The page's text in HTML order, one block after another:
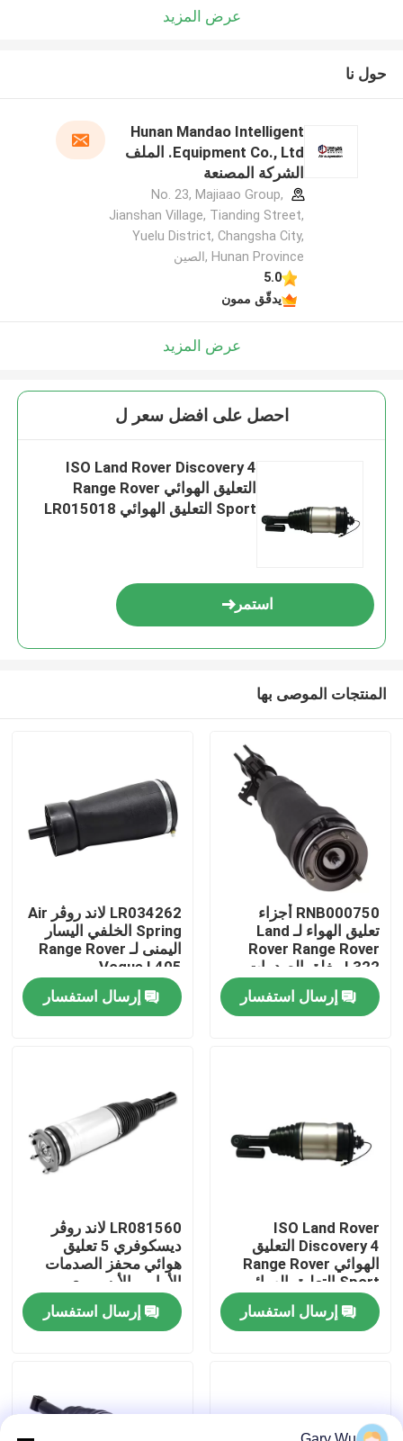
المنزل
المنتجات
جولة في المعمل
اتصل بنا
أخبار
نظام التعليق الهوائي للسيارة
عرض المزيد
حول نا
Hunan Mandao Intelligent
Equipment Co., Ltd. الملف
الشركة المصنعة
No. 23, Majiaao Group,
Jianshan Village, Tianding Street,
Yuelu District, Changsha City,
Hunan Province ,الصين
5.0
يدقّق ممون
عرض المزيد
احصل على افضل سعر ل
ISO Land Rover Discovery 4
التعليق الهوائي Range Rover
Sport التعليق الهوائي LR015018
استمر
المنتجات الموصى بها
RNB000750 أجزاء
تعليق الهواء لـ Land
Rover Range Rover
L322 مغلق الصدمات
الأمامي
إرسال استفسار
LR034262 لاند روڤر Air
Spring الخلفي اليسار
اليمنى لـ Range Rover
Vogue L405
إرسال استفسار
ISO Land Rover
Discovery 4 التعليق
الهوائي Range Rover
Sport التعليق الهوائي
LR015018
إرسال استفسار
LR081560 لاند روڤر
ديسكوفري 5 تعليق
هوائي محفز الصدمات
الأمامي الأيسر مع
إد.إس.إس
إرسال استفسار